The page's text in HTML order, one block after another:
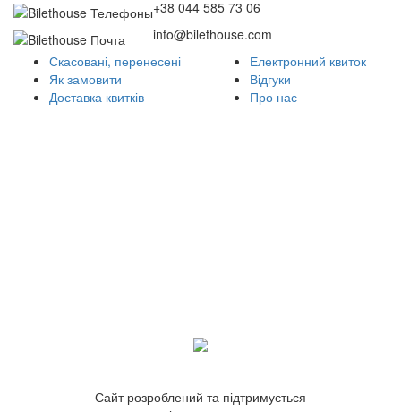
+38 044 585 73 06
info@bilethouse.com
Скасовані, перенесені
Як замовити
Доставка квитків
Електронний квиток
Відгуки
Про нас
Сайт розроблений та підтримується